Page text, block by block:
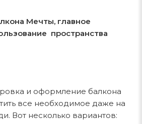
Мечты, главное
пространства
и оформление балкона
все необходимое даже на
Вот несколько вариантов: